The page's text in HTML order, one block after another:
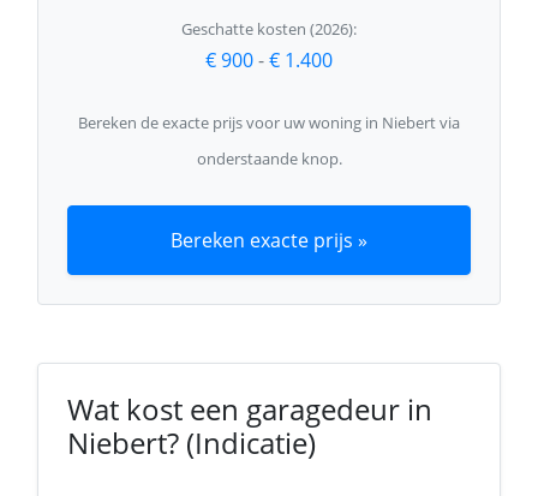
Geschatte kosten (2026):
€ 900-€ 1.400
Bereken de exacte prijs voor uw woning in Niebert via
onderstaande knop.
Bereken exacte prijs »
Wat kost een garagedeur in
Niebert? (Indicatie)